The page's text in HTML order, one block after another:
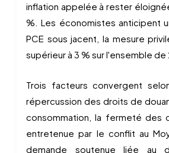
inflation appelée à rester
%. Les économistes anticipent
PCE sous jacent, la mesure
supérieur à 3 % sur l'ensemble de
Trois facteurs convergent
répercussion des droits de
consommation, la fermeté des
entretenue par le conflit au
demande soutenue liée au